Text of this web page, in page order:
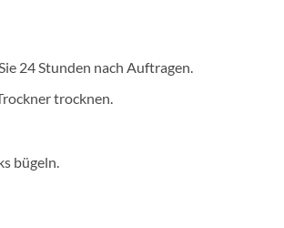
24 Stunden nach Auftragen.
trocknen.
bügeln.